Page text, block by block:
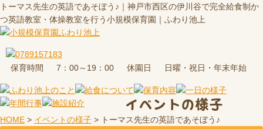
トーマス先生の英語であそぼう♪｜神戸市西区の伊川谷で完全給食制か
つ英語教室・体操教室を行う小規模保育園｜ふわり池上
保育時間 7：00～19：00 休園日 日曜・祝日・年末年始
イベントの様子
HOME > イベントの様子 > トーマス先生の英語であそぼう♪